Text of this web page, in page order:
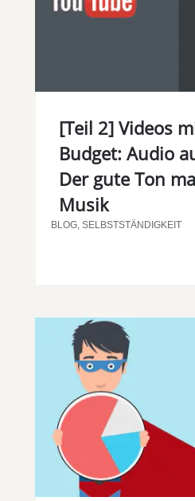
[Teil 2] Videos
Budget: Audio
Der gute Ton
Musik
BLOG, SELBSTSTÄNDIGKEIT